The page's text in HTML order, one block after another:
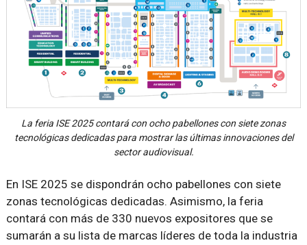
La feria ISE 2025 contará con ocho pabellones con siete zonas
tecnológicas dedicadas para mostrar las últimas innovaciones del
sector audiovisual.
En ISE 2025 se dispondrán ocho pabellones con siete
zonas tecnológicas dedicadas. Asimismo, la feria
contará con más de 330 nuevos expositores que se
sumarán a su lista de marcas líderes de toda la industria